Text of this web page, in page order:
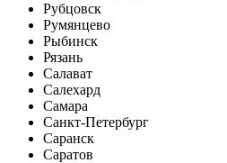
Рубцовск
Румянцево
Рыбинск
Рязань
Салават
Салехард
Самара
Санкт-Петербург
Саранск
Саратов